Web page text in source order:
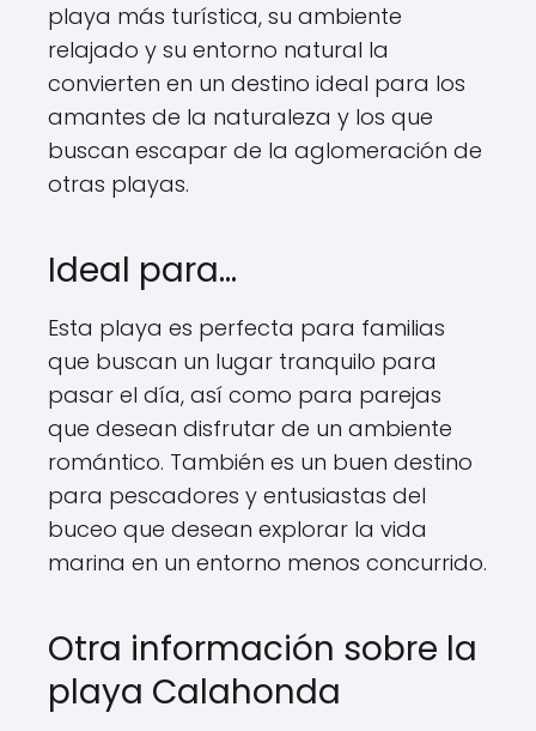
playa más turística, su ambiente
relajado y su entorno natural la
convierten en un destino ideal para los
amantes de la naturaleza y los que
buscan escapar de la aglomeración de
otras playas.
Ideal para…
Esta playa es perfecta para familias
que buscan un lugar tranquilo para
pasar el día, así como para parejas
que desean disfrutar de un ambiente
romántico. También es un buen destino
para pescadores y entusiastas del
buceo que desean explorar la vida
marina en un entorno menos concurrido.
Otra información sobre la
playa Calahonda